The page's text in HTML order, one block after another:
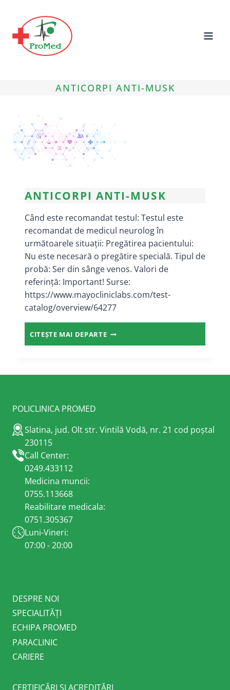
content
ANTICORPI ANTI-MUSK
ANTICORPI ANTI-MUSK
Când este recomandat testul: Testul este
recomandat de medicul neurolog în
următoarele situații: Pregătirea pacientului:
Nu este necesară o pregătire specială. Tipul de
probă: Ser din sânge venos. Valori de
referință: Important! Surse:
https://www.mayocliniclabs.com/test-
catalog/overview/64277
CITEȘTE MAI DEPARTEANTICORPI
POLICLINICA PROMED
Slatina, jud. Olt str. Vintilă Vodă, nr. 21 cod poștal
230115
Call Center:
0249.433112
Medicina muncii:
0755.113668
Reabilitare medicala:
0751.305367
Luni-Vineri:
07:00 - 20:00
DESPRE NOI
SPECIALITĂȚI
ECHIPA PROMED
PARACLINIC
CARIERE
CERTIFICĂRI ȘI ACREDITĂRI